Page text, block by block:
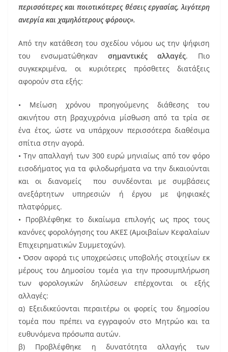
περισσότερες και ποιοτικότερες θέσεις εργασίας, λιγότερη
ανεργία και χαμηλότερους φόρους».
Από την κατάθεση του σχεδίου νόμου ως την ψήφιση
του ενσωματώθηκαν σημαντικές αλλαγές. Πιο
συγκεκριμένα, οι κυριότερες πρόσθετες διατάξεις
αφορούν στα εξής:
•​ Μείωση χρόνου προηγούμενης διάθεσης του
ακινήτου στη βραχυχρόνια μίσθωση από τα τρία σε
ένα έτος, ώστε να υπάρχουν περισσότερα διαθέσιμα
σπίτια στην αγορά.
•​ Την απαλλαγή των 300 ευρώ μηνιαίως από τον φόρο
εισοδήματος για τα φιλοδωρήματα να την δικαιούνται
και οι διανομείς που συνδέονται με συμβάσεις
ανεξάρτητων υπηρεσιών ή έργου με ψηφιακές
πλατφόρμες.
• Προβλέφθηκε το δικαίωμα επιλογής ως προς τους
κανόνες φορολόγησης του ΑΚΕΣ (Αμοιβαίων Κεφαλαίων
Επιχειρηματικών Συμμετοχών).
•​ Όσον αφορά τις υποχρεώσεις υποβολής στοιχείων εκ
μέρους του Δημοσίου τομέα για την προσυμπλήρωση
των φορολογικών δηλώσεων επέρχονται οι εξής
αλλαγές:
α) Εξειδικεύονται περαιτέρω οι φορείς του δημοσίου
τομέα που πρέπει να εγγραφούν στο Μητρώο και τα
ευθυνόμενα πρόσωπα αυτών.
β) Προβλέφθηκε η δυνατότητα αλλαγής των